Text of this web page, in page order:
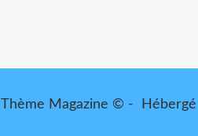
Thème Magazine © -